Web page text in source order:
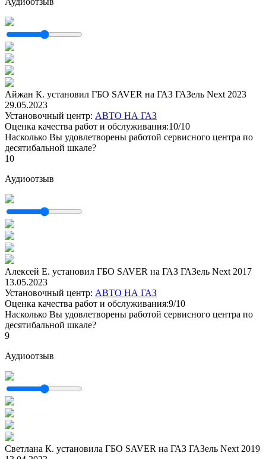
Айжан К. установил ГБО SAVER на ГАЗ ГАЗель Next 2023
29.05.2023
Установочный центр: АВТО НА ГАЗ
Оценка качества работ и обслуживания:10/10
Насколько Вы удовлетворены работой сервисного центра по
десятибальной шкале?
10
Аудиоотзыв
Алексей Е. установил ГБО SAVER на ГАЗ ГАЗель Next 2017
13.05.2023
Установочный центр: АВТО НА ГАЗ
Оценка качества работ и обслуживания:9/10
Насколько Вы удовлетворены работой сервисного центра по
десятибальной шкале?
9
Аудиоотзыв
Светлана К. установила ГБО SAVER на ГАЗ ГАЗель Next 2019